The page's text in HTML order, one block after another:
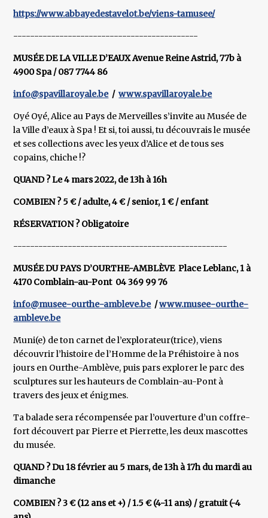
https://www.abbayedestavelot.be/viens-tamusee/
--------------------------------------------
MUSÉE DE LA VILLE D’EAUX Avenue Reine Astrid, 77b à
4900 Spa / 087 7744 86
info@spavillaroyale.be/www.spavillaroyale.be
Oyé Oyé, Alice au Pays de Merveilles s’invite au Musée de
la Ville d’eaux à Spa ! Et si, toi aussi, tu découvrais le musée
et ses collections avec les yeux d’Alice et de tous ses
copains, chiche !?
QUAND ? Le 4 mars 2022, de 13h à 16h
COMBIEN ? 5 € / adulte, 4 € / senior, 1 € / enfant
RÉSERVATION ? Obligatoire
---------------------------------------------------
MUSÉE DU PAYS D’OURTHE-AMBLÈVE Place Leblanc, 1 à
4170 Comblain-au-Pont 04 369 99 76
info@musee-ourthe-ambleve.be/www.musee-ourthe-
ambleve.be
Muni(e) de ton carnet de l’explorateur(trice), viens
découvrir l’histoire de l’Homme de la Préhistoire à nos
jours en Ourthe-Amblève, puis pars explorer le parc des
sculptures sur les hauteurs de Comblain-au-Pont à
travers des jeux et énigmes.
Ta balade sera récompensée par l’ouverture d’un coffre-
fort découvert par Pierre et Pierrette, les deux mascottes
du musée.
QUAND ? Du 18 février au 5 mars, de 13h à 17h du mardi au
dimanche
COMBIEN ? 3 € (12 ans et +) / 1.5 € (4-11 ans) / gratuit (-4